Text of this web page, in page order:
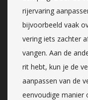
rijervaring
bijvoorbeeld vaak
vering iets zachter
vangen. Aan de
rit hebt, kun je de
aanpassen van de
eenvoudige